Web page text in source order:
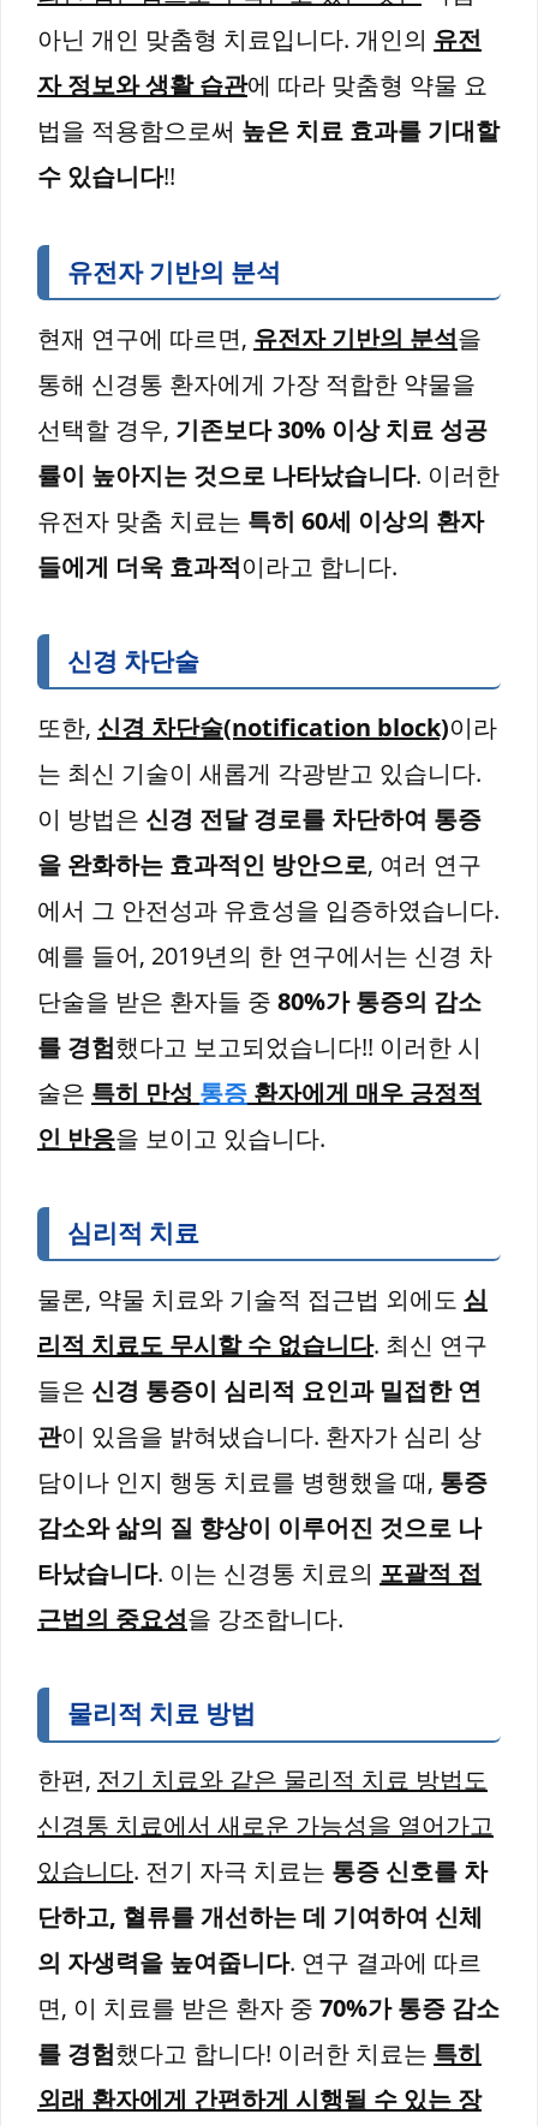
아닌 개인 맞춤형 치료입니다. 개인의 유전
자 정보와 생활 습관에 따라 맞춤형 약물 요
법을 적용함으로써 높은 치료 효과를 기대할
수 있습니다!!
유전자 기반의 분석
현재 연구에 따르면, 유전자 기반의 분석을
통해 신경통 환자에게 가장 적합한 약물을
선택할 경우, 기존보다 30% 이상 치료 성공
률이 높아지는 것으로 나타났습니다. 이러한
유전자 맞춤 치료는 특히 60세 이상의 환자
들에게 더욱 효과적이라고 합니다.
신경 차단술
또한, 신경 차단술(notification block)이라
는 최신 기술이 새롭게 각광받고 있습니다.
이 방법은 신경 전달 경로를 차단하여 통증
을 완화하는 효과적인 방안으로, 여러 연구
에서 그 안전성과 유효성을 입증하였습니다.
예를 들어, 2019년의 한 연구에서는 신경 차
단술을 받은 환자들 중 80%가 통증의 감소
를 경험했다고 보고되었습니다!! 이러한 시
술은 특히 만성 통증 환자에게 매우 긍정적
인 반응을 보이고 있습니다.
심리적 치료
물론, 약물 치료와 기술적 접근법 외에도 심
리적 치료도 무시할 수 없습니다. 최신 연구
들은 신경 통증이 심리적 요인과 밀접한 연
관이 있음을 밝혀냈습니다. 환자가 심리 상
담이나 인지 행동 치료를 병행했을 때, 통증
감소와 삶의 질 향상이 이루어진 것으로 나
타났습니다. 이는 신경통 치료의 포괄적 접
근법의 중요성을 강조합니다.
물리적 치료 방법
한편, 전기 치료와 같은 물리적 치료 방법도
신경통 치료에서 새로운 가능성을 열어가고
있습니다. 전기 자극 치료는 통증 신호를 차
단하고, 혈류를 개선하는 데 기여하여 신체
의 자생력을 높여줍니다. 연구 결과에 따르
면, 이 치료를 받은 환자 중 70%가 통증 감소
를 경험했다고 합니다! 이러한 치료는 특히
외래 환자에게 간편하게 시행될 수 있는 장